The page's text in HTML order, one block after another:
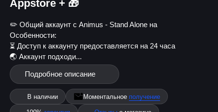
Appstore + 🎁
✏️ Общий аккаунт с Animus - Stand Alone на
Особенности:
⏳ Доступ к аккаунту предоставляется на 24 часа
🌏 Аккаунт подходи...
Подробное описание
В наличии Моментальное получение